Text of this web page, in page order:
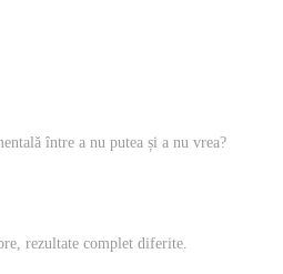
între a nu putea și a nu vrea?
rezultate complet diferite.